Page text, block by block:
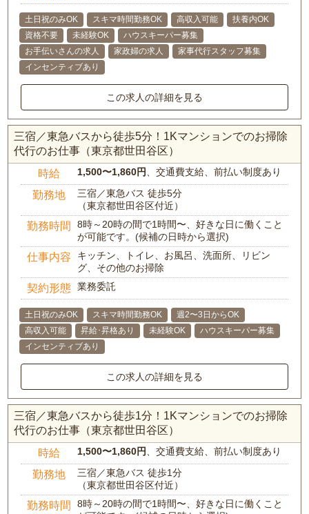
土日祝のみOK スキマ時間勤務OK 高収入可能
扶養内OK
資格不要
未経験OK
ハウスキーパー募集
お手伝いさんの求人
家政婦の求人
家事代行スタッフ募集
インセンティブあり
この求人の詳細を見る
三宿／東急バスから徒歩5分！1Kマンションでのお掃除
代行のお仕事（東京都世田谷区）
時給 1,500〜1,860円、交通費支給、前払い制度あり
勤務地
三宿／東急バス 徒歩5分
（東京都世田谷区付近）
勤務時間
8時～20時の間で1時間〜、好きな日に働くこと
が可能です。(候補の日時から選択)
仕事内容
キッチン、トイレ、お風呂、洗面所、リビン
グ、その他のお掃除
契約形態 業務委託
土日祝のみOK スキマ時間勤務OK
週2〜3日からOK
高収入可能
昇給･昇格あり 未経験OK
ハウスキーパー募集
インセンティブあり
この求人の詳細を見る
三宿／東急バスから徒歩1分！1Kマンションでのお掃除
代行のお仕事（東京都世田谷区）
時給 1,500〜1,860円、交通費支給、前払い制度あり
勤務地
三宿／東急バス 徒歩1分
（東京都世田谷区付近）
勤務時間
8時～20時の間で1時間〜、好きな日に働くこと